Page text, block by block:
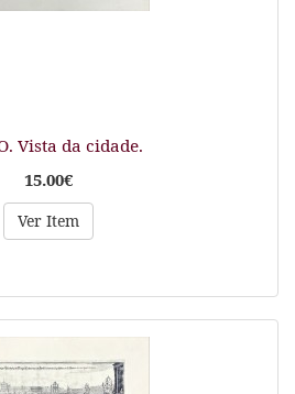
Vista da cidade.
15.00€
Ver Item